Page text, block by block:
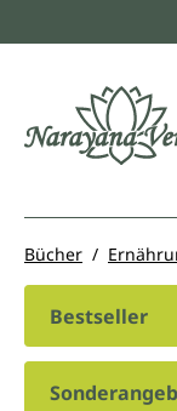
Zur
Bücher
Bestseller